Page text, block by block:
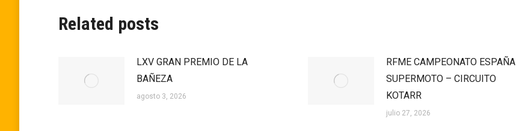
Related posts
LXV GRAN PREMIO DE LA
BAÑEZA
agosto 3, 2026
RFME CAMPEONATO ESPAÑA
SUPERMOTO – CIRCUITO
KOTARR
julio 27, 2026